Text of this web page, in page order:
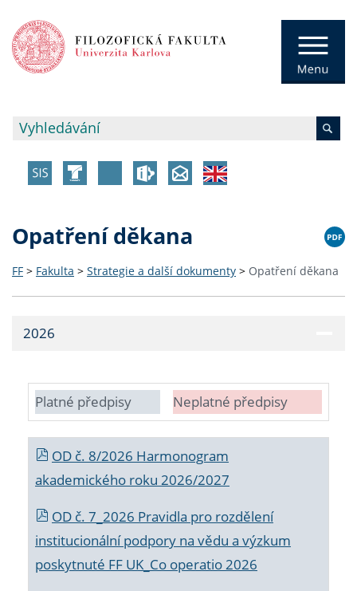
Opatření děkana
FF > Fakulta > Strategie a další dokumenty > Opatření děkana
2026
Platné předpisy Neplatné předpisy
OD č. 8/2026 Harmonogram
akademického roku 2026/2027
OD č. 7_2026 Pravidla pro rozdělení
institucionální podpory na vědu a výzkum
poskytnuté FF UK_Co operatio 2026